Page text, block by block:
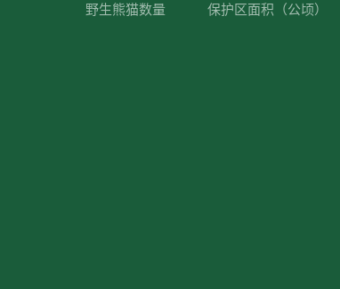
野生熊猫数量 保护区面积（公顷）